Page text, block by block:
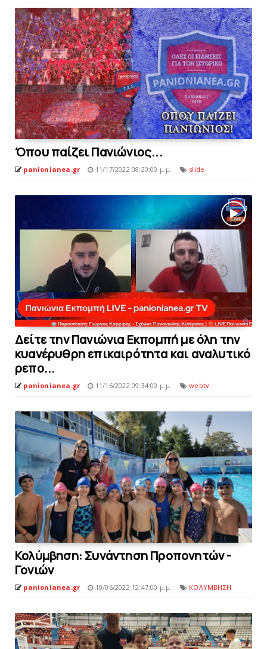
Όπoυ παίζει Πανιώνιος...
panionianea.gr 11/17/2022 08:20:00 μ.μ. slide
Δείτε την Πανιώνια Εκπομπή με όλη την
κυανέρυθρη επικαιρότητα και αναλυτικό
ρεπο...
panionianea.gr 11/16/2022 09:34:00 μ.μ. webtv
Κολύμβηση: Συνάντηση Προπονητών -
Γονιών
panionianea.gr 10/06/2022 12:47:00 μ.μ. ΚΟΛΥΜΒΗΣΗ